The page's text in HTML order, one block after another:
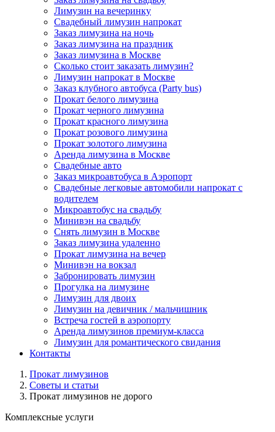
Лимузин на вечеринку
Свадебный лимузин напрокат
Заказ лимузина на ночь
Заказ лимузина на праздник
Заказ лимузина в Москве
Сколько стоит заказать лимузин?
Лимузин напрокат в Москве
Заказ клубного автобуса (Party bus)
Прокат белого лимузина
Прокат черного лимузина
Прокат красного лимузина
Прокат розового лимузина
Прокат золотого лимузина
Аренда лимузина в Москве
Свадебные авто
Заказ микроавтобуса в Аэропорт
Свадебные легковые автомобили напрокат с
водителем
Микроавтобус на свадьбу
Минивэн на свадьбу
Снять лимузин в Москве
Заказ лимузина удаленно
Прокат лимузина на вечер
Минивэн на вокзал
Забронировать лимузин
Прогулка на лимузине
Лимузин для двоих
Лимузин на девичник / мальчишник
Встреча гостей в аэропорту
Аренда лимузинов премиум-класса
Лимузин для романтического свидания
Контакты
Прокат лимузинов
Советы и статьи
Прокат лимузинов не дорого
Комплексные услуги